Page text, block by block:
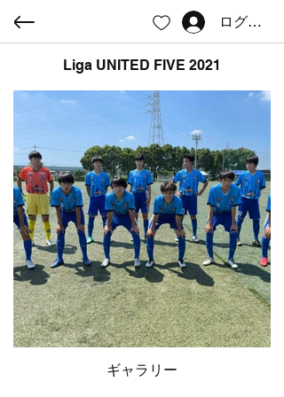
Liga UNITED FIVE 2021
ログイン
ギャラリー